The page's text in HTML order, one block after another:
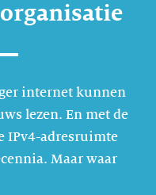
internet kunnen
lezen. En met de
IPv4-adresruimte
Maar waar